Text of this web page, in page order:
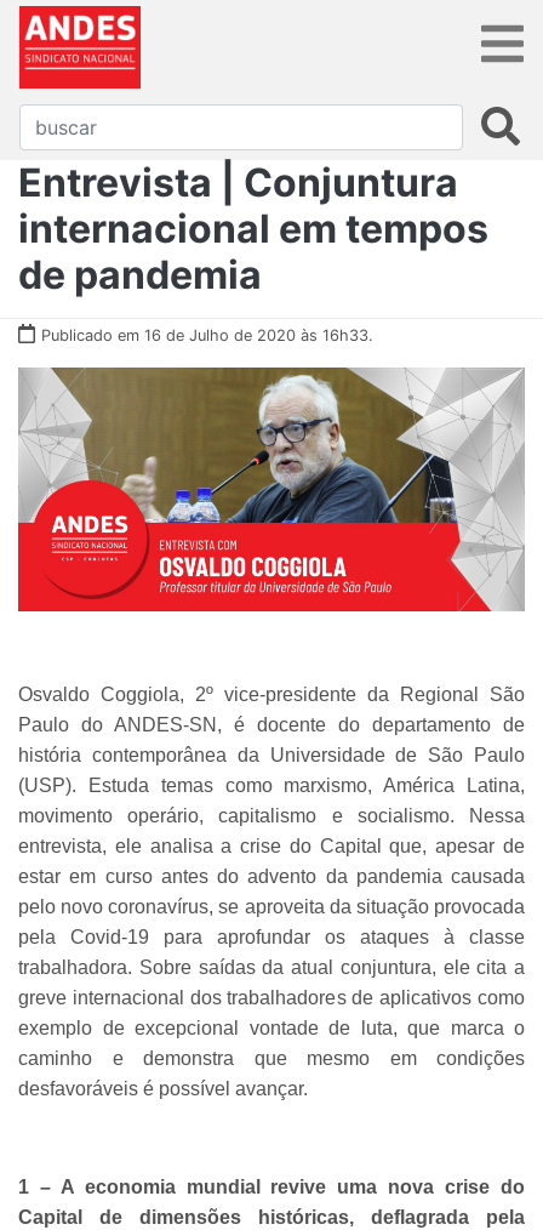
Entrevista | Conjuntura
internacional em tempos
de pandemia
Publicado em 16 de Julho de 2020 às 16h33.
Osvaldo Coggiola, 2º vice-presidente da Regional São
Paulo do ANDES-SN, é docente do departamento de
história contemporânea da Universidade de São Paulo
(USP). Estuda temas como marxismo, América Latina,
movimento operário, capitalismo e socialismo. Nessa
entrevista, ele analisa a crise do Capital que, apesar de
estar em curso antes do advento da pandemia causada
pelo novo coronavírus, se aproveita da situação provocada
pela Covid-19 para aprofundar os ataques à classe
trabalhadora. Sobre saídas da atual conjuntura, ele cita a
greve internacional dos trabalhadores de aplicativos como
exemplo de excepcional vontade de luta, que marca o
caminho e demonstra que mesmo em condições
desfavoráveis é possível avançar.
1 – A economia mundial revive uma nova crise do
Capital de dimensões históricas, deflagrada pela